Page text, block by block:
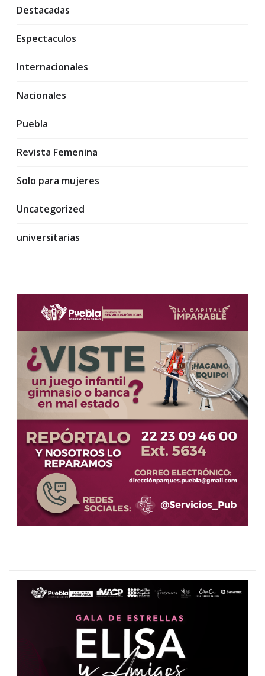
Destacadas
Espectaculos
Internacionales
Nacionales
Puebla
Revista Femenina
Solo para mujeres
Uncategorized
universitarias